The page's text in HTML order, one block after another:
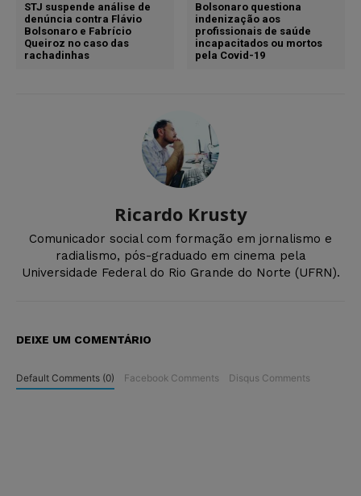
STJ suspende análise de
denúncia contra Flávio
Bolsonaro e Fabrício
Queiroz no caso das
rachadinhas
Bolsonaro questiona
indenização aos
profissionais de saúde
incapacitados ou mortos
pela Covid-19
Ricardo Krusty
Comunicador social com formação em jornalismo e
radialismo, pós-graduado em cinema pela
Universidade Federal do Rio Grande do Norte (UFRN).
DEIXE UM COMENTÁRIO
Default Comments (0) Facebook Comments Disqus Comments